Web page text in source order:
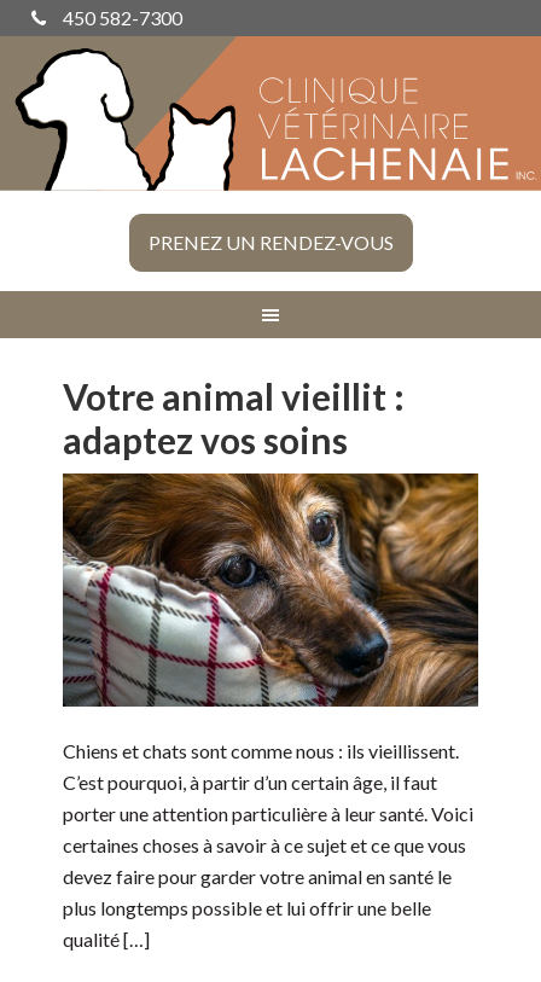
450 582-7300
PRENEZ UN RENDEZ-VOUS
Votre animal vieillit :
adaptez vos soins
Chiens et chats sont comme nous : ils vieillissent.
C’est pourquoi, à partir d’un certain âge, il faut
porter une attention particulière à leur santé. Voici
certaines choses à savoir à ce sujet et ce que vous
devez faire pour garder votre animal en santé le
plus longtemps possible et lui offrir une belle
qualité […]